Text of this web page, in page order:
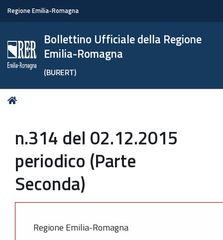
Regione Emilia-Romagna
Bollettino Ufficiale della Regione
Emilia-Romagna
(BURERT)
Tu
n.314 del 02.12.2015
periodico (Parte
Seconda)
Regione Emilia-Romagna